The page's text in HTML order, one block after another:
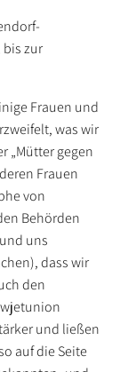
bis zur
Frauen und
was wir
„Mütter gegen
Frauen
von
Behörden
uns
dass wir
den
und ließen
auf die Seite